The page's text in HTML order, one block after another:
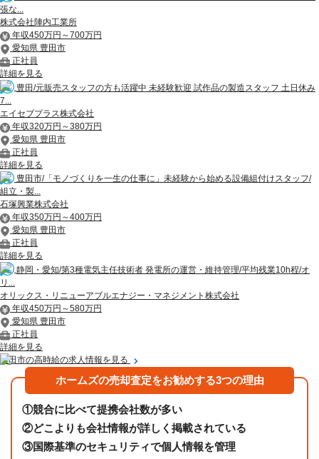
張な...
株式会社陣内工業所
年収450万円～700万円
愛知県 豊田市
正社員
詳細を見る
豊田/元販売スタッフの方も活躍中 未経験歓迎 試作品の製造スタッフ 土日休み
7...
エイセブプラス株式会社
年収320万円～380万円
愛知県 豊田市
正社員
詳細を見る
豊田市/「モノづくりを一生の仕事に」未経験から始める設備組付けスタッフ/
組立・製...
石塚興業株式会社
年収350万円～400万円
愛知県 豊田市
正社員
詳細を見る
静岡・愛知/第3種電気主任技術者 発電所の運営・維持管理/平均残業10h程/オ
リ...
オリックス・リニューアブルエナジー・マネジメント株式会社
年収450万円～580万円
愛知県 豊田市
正社員
詳細を見る
豊田市の高時給の求人情報を見る
ホームズの売却査定をお勧めする3つの理由
①競合に比べて提携会社数が多い
②どこよりも会社情報が詳しく掲載されている
③国際基準のセキュリティで個人情報を管理